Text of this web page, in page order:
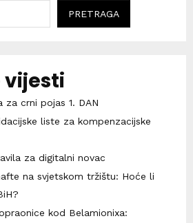
PRETRAGA
vijesti
za crni pojas 1. DAN
liste za kompenzacijske
za digitalni novac
na svjetskom tržištu: Hoće li
kod Belamionixa: